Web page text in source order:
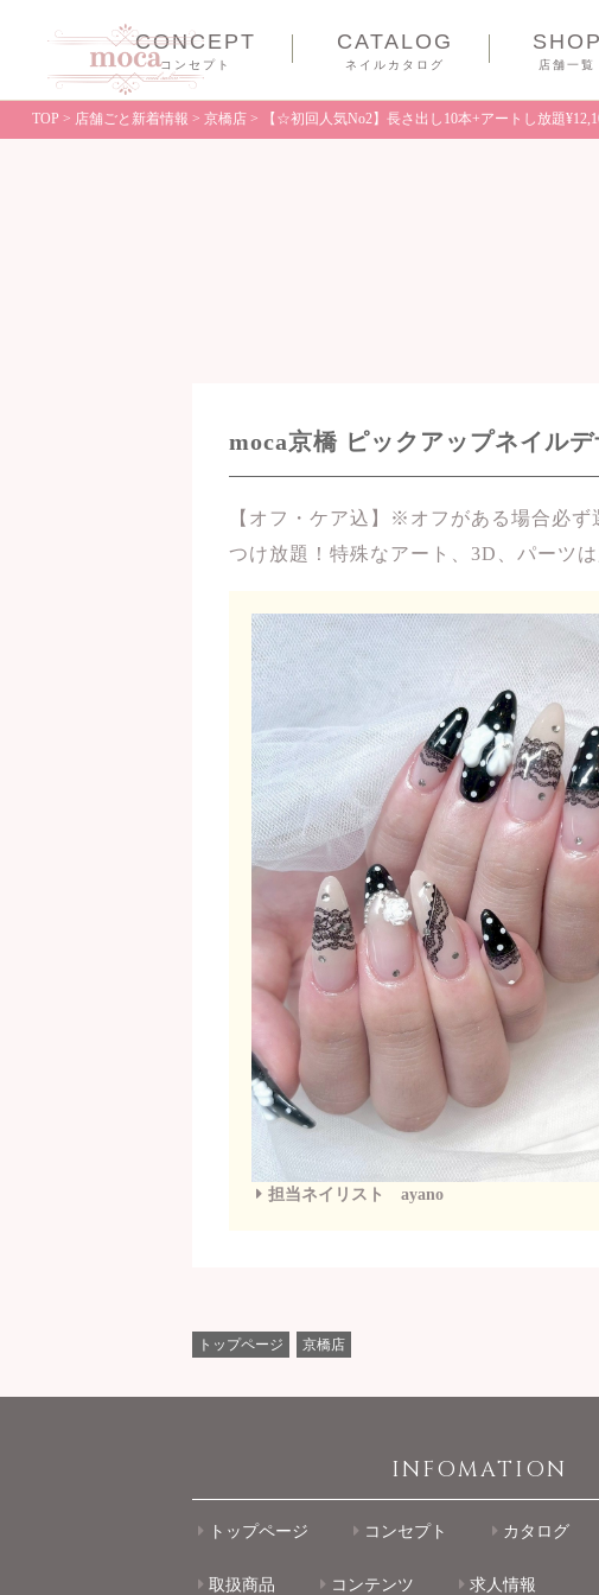
CONCEPT
コンセプト
CATALOG
ネイルカタログ
SHOP
店舗一覧
TOP > 店舗ごと新着情報 > 京橋店> 【☆初回人気No2】長さ出し10本+アートし放題
moca京橋 ピックアップネイルデ
【オフ・ケア込】※オフがある場合必
つけ放題！特殊なアート、3D、パーツは
担当ネイリスト ayano
トップページ 京橋店
INFOMATION
トップページ コンセプト カタログ
取扱商品 コンテンツ 求人情報